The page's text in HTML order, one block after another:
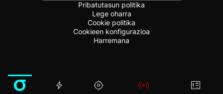
Pribatutasun politika
Lege oharra
Cookie politika
Cookieen konfigurazioa
Harremana